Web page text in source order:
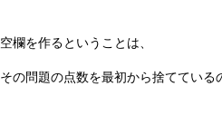
空欄を作るということは、
その問題の点数を最初から捨てている